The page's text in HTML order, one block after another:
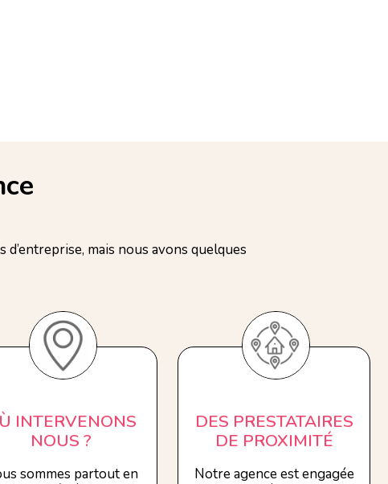
mais nous avons quelques
INTERVENONS
NOUS ?
sommes partout en
DES PRESTATAIRES
DE PROXIMITÉ
Notre agence est engagée